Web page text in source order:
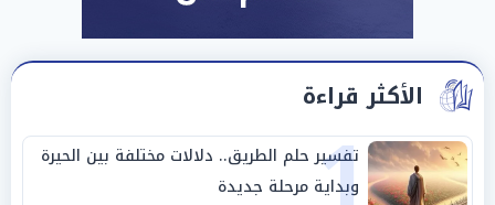
الأكثر قراءة
تفسير حلم الطريق.. دلالات مختلفة بين الحيرة
وبداية مرحلة جديدة